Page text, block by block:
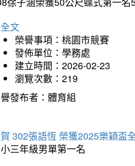
文
榮譽事項：桃園市競賽
發佈單位：學務處
建立時間：2026-02-23
瀏覽次數：219
發布者：體育組
302張語恆 榮獲2025樂穎盃
三年級男單第一名